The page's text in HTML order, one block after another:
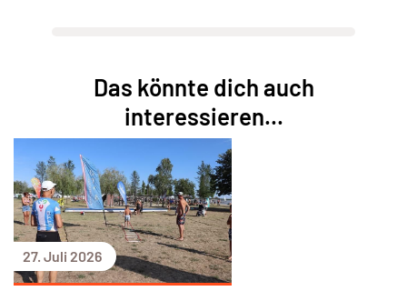
Das könnte dich auch
interessieren...
27. Juli 2026